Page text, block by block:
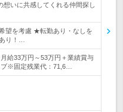
想いに共感してくれる仲間探し
望を考慮 ★転勤あり・なしを
り！…
給33万円～53万円＋業績賞与
※固定残業代：71,6…